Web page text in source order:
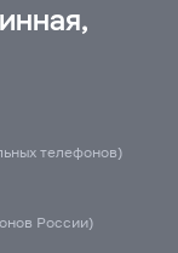
телефонов)
России)